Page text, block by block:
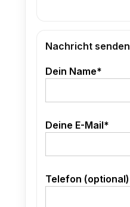
Nachricht senden
Dein Name*
Deine E-Mail*
Telefon (optional)